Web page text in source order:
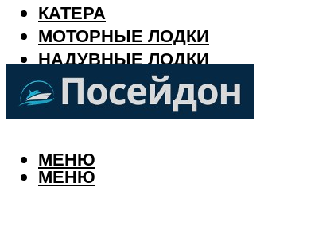
КАТЕРА
МОТОРНЫЕ ЛОДКИ
НАДУВНЫЕ ЛОДКИ
РЫБАЛКА
КАЛЕНДАРЬ РЫБАКА
МЕНЮ
МЕНЮ